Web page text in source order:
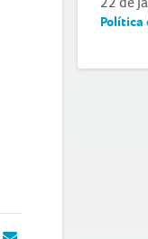
Política